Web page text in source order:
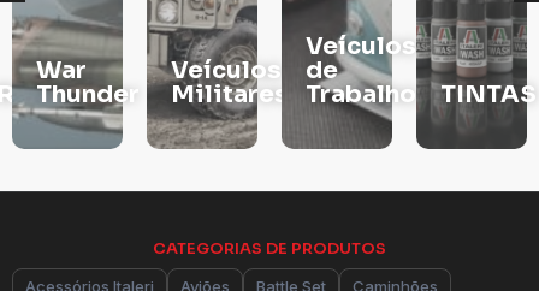
War
Thunder
Veículos
Militares
Veículos
de
Trabalho
TINTAS
CATEGORIAS DE PRODUTOS
Acessórios Italeri Aviões Battle Set
Caminhões